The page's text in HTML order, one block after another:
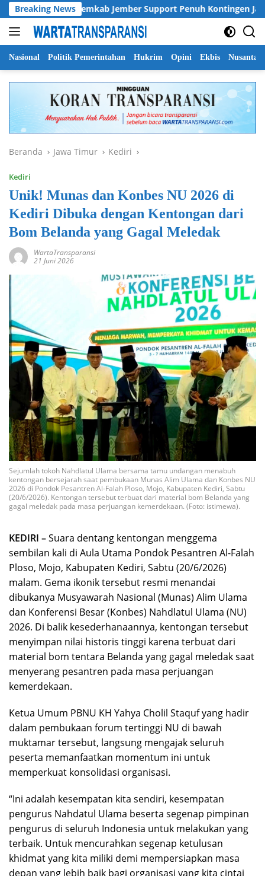
Langsung
ke
konten
Breaking News
Pemkab Jember Support Penuh Kontingen Jamnas XII
Nasional Politik Pemerintahan Hukrim Opini Ekbis Nusantara
Beranda Jawa Timur Kediri
Kediri
Unik! Munas dan Konbes NU 2026 di
Kediri Dibuka dengan Kentongan dari
Bom Belanda yang Gagal Meledak
WartaTransparansi
21 Juni 2026
Sejumlah tokoh Nahdlatul Ulama bersama tamu undangan menabuh
kentongan bersejarah saat pembukaan Munas Alim Ulama dan Konbes NU
2026 di Pondok Pesantren Al-Falah Ploso, Mojo, Kabupaten Kediri, Sabtu
(20/6/2026). Kentongan tersebut terbuat dari material bom Belanda yang
gagal meledak pada masa perjuangan kemerdekaan. (Foto: istimewa).
KEDIRI –Suara dentang kentongan menggema
sembilan kali di Aula Utama Pondok Pesantren Al-Falah
Ploso, Mojo, Kabupaten Kediri, Sabtu (20/6/2026)
malam. Gema ikonik tersebut resmi menandai
dibukanya Musyawarah Nasional (Munas) Alim Ulama
dan Konferensi Besar (Konbes) Nahdlatul Ulama (NU)
2026. Di balik kesederhanaannya, kentongan tersebut
menyimpan nilai historis tinggi karena terbuat dari
material bom tentara Belanda yang gagal meledak saat
menyerang pesantren pada masa perjuangan
kemerdekaan.
Ketua Umum PBNU KH Yahya Cholil Staquf yang hadir
dalam pembukaan forum tertinggi NU di bawah
muktamar tersebut, langsung mengajak seluruh
peserta memanfaatkan momentum ini untuk
memperkuat konsolidasi organisasi.
“Ini adalah kesempatan kita sendiri, kesempatan
pengurus Nahdatul Ulama beserta segenap pimpinan
pengurus di seluruh Indonesia untuk melakukan yang
terbaik. Untuk mencurahkan segenap ketulusan
khidmat yang kita miliki demi mempersiapkan masa
depan yang lebih baik bagi organisasi yang kita cintai